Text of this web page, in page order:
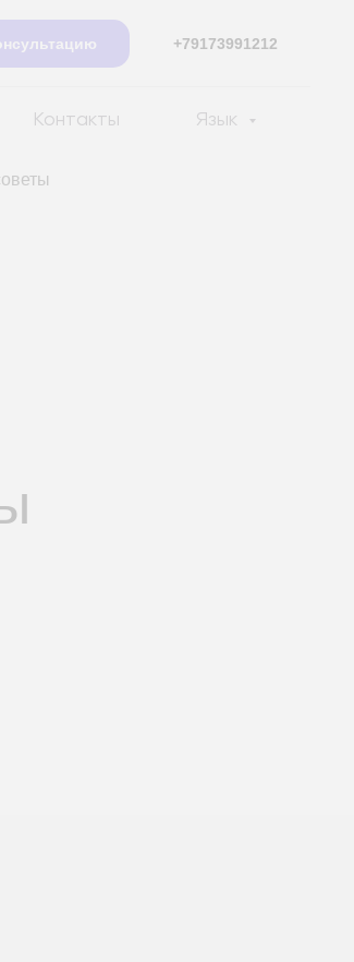
+79173991212
Контакты Язык